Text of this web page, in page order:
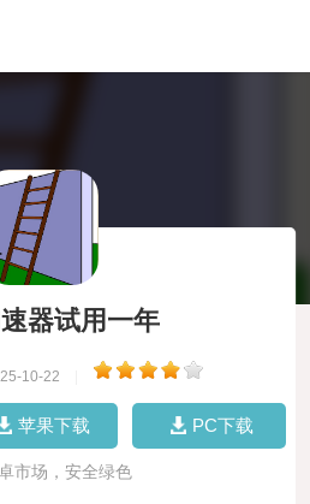
器试用一年
10-22
苹果下载 PC下载
市场，安全绿色